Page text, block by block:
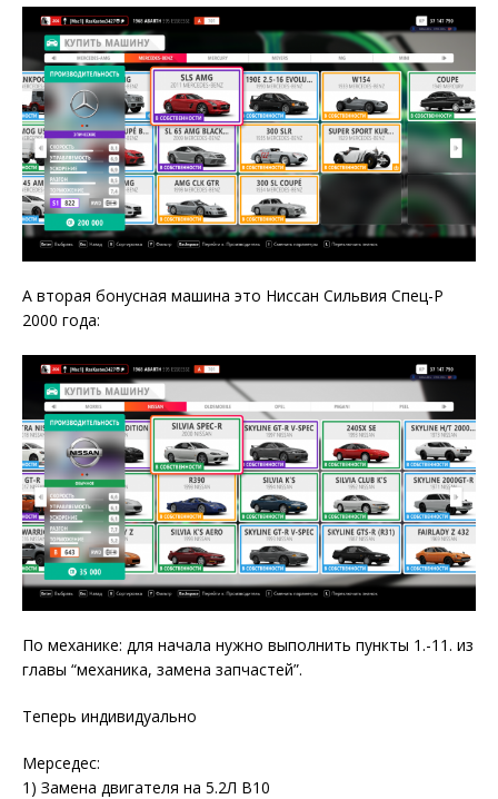
А вторая бонусная машина это Ниссан Сильвия Спец-Р
2000 года:
По механике: для начала нужно выполнить пункты 1.-11. из
главы “механика, замена запчастей”.
Теперь индивидуально
Мерседес:
1) Замена двигателя на 5.2Л В10